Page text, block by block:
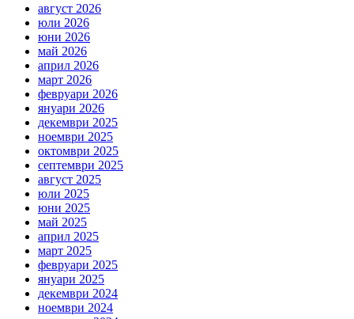
август 2026
юли 2026
юни 2026
май 2026
април 2026
март 2026
февруари 2026
януари 2026
декември 2025
ноември 2025
октомври 2025
септември 2025
август 2025
юли 2025
юни 2025
май 2025
април 2025
март 2025
февруари 2025
януари 2025
декември 2024
ноември 2024